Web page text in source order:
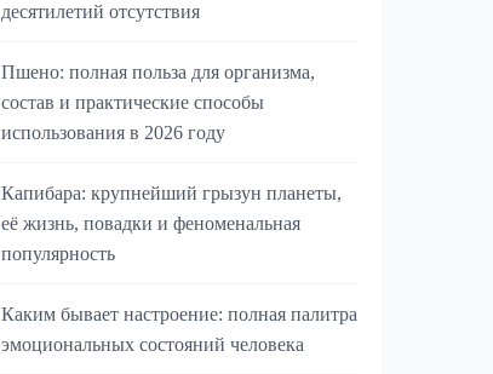
десятилетий отсутствия
Пшено: полная польза для организма,
состав и практические способы
использования в 2026 году
Капибара: крупнейший грызун планеты,
её жизнь, повадки и феноменальная
популярность
Каким бывает настроение: полная палитра
эмоциональных состояний человека